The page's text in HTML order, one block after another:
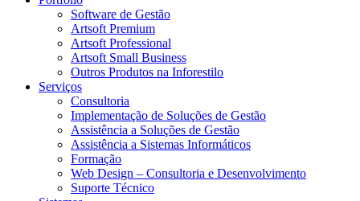
Software de Gestão
Artsoft Premium
Artsoft Professional
Artsoft Small Business
Outros Produtos na Inforestilo
Serviços
Consultoria
Implementação de Soluções de Gestão
Assistência a Soluções de Gestão
Assistência a Sistemas Informáticos
Formação
Web Design – Consultoria e Desenvolvimento
Suporte Técnico